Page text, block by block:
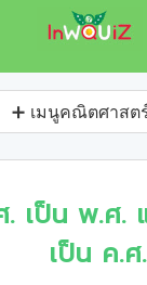
➕ เมนูคณิตศาสต
เป็น พ.ศ.
เป็น ค.ศ.